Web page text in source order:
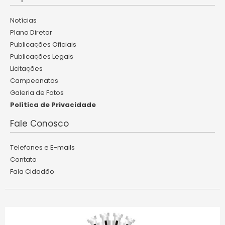
Notícias
Plano Diretor
Publicações Oficiais
Publicações Legais
Licitações
Campeonatos
Galeria de Fotos
Política de Privacidade
Fale Conosco
Telefones e E-mails
Contato
Fala Cidadão